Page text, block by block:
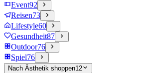
Event92
Reisen73
Lifestyle60
Gesundheit87
Outdoor76
Spiel76
Nach Ästhetik shoppen12